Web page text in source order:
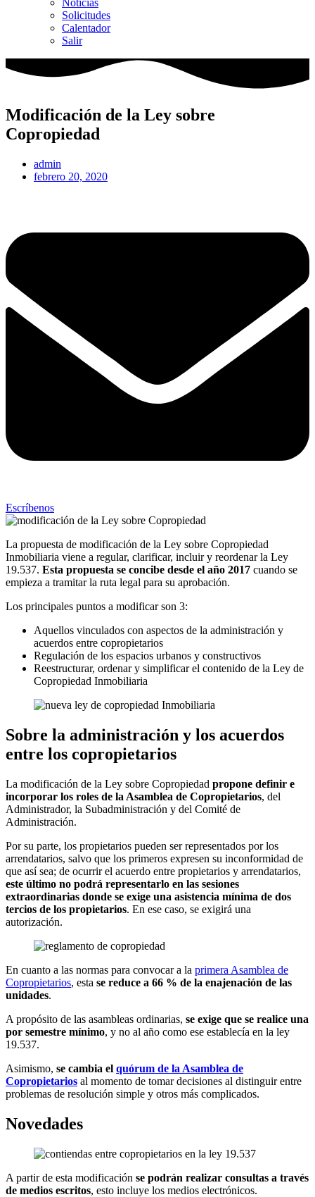
Noticias
Solicitudes
Calentador
Salir
Modificación de la Ley sobre
Copropiedad
admin
febrero 20, 2020
Escríbenos
La propuesta de modificación de la Ley sobre Copropiedad
Inmobiliaria viene a regular, clarificar, incluir y reordenar la Ley
19.537. Esta propuesta se concibe desde el año 2017 cuando se
empieza a tramitar la ruta legal para su aprobación.
Los principales puntos a modificar son 3:
Aquellos vinculados con aspectos de la administración y
acuerdos entre copropietarios
Regulación de los espacios urbanos y constructivos
Reestructurar, ordenar y simplificar el contenido de la Ley de
Copropiedad Inmobiliaria
Sobre la administración y los acuerdos
entre los copropietarios
La modificación de la Ley sobre Copropiedad propone definir e
incorporar los roles de la Asamblea de Copropietarios, del
Administrador, la Subadministración y del Comité de
Administración.
Por su parte, los propietarios pueden ser representados por los
arrendatarios, salvo que los primeros expresen su inconformidad de
que así sea; de ocurrir el acuerdo entre propietarios y arrendatarios,
este último no podrá representarlo en las sesiones
extraordinarias donde se exige una asistencia mínima de dos
tercios de los propietarios. En ese caso, se exigirá una
autorización.
En cuanto a las normas para convocar a la primera Asamblea de
Copropietarios, esta se reduce a 66 % de la enajenación de las
unidades.
A propósito de las asambleas ordinarias, se exige que se realice una
por semestre mínimo, y no al año como ese establecía en la ley
19.537.
Asimismo, se cambia el quórum de la Asamblea de
Copropietarios al momento de tomar decisiones al distinguir entre
problemas de resolución simple y otros más complicados.
Novedades
A partir de esta modificación se podrán realizar consultas a través
de medios escritos, esto incluye los medios electrónicos.